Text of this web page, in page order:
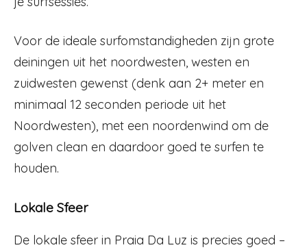
Voor de ideale surfomstandigheden zijn grote
deiningen uit het noordwesten, westen en
zuidwesten gewenst (denk aan 2+ meter en
minimaal 12 seconden periode uit het
Noordwesten), met een noordenwind om de
golven clean en daardoor goed te surfen te
houden.
Lokale Sfeer
De lokale sfeer in Praia Da Luz is precies goed –